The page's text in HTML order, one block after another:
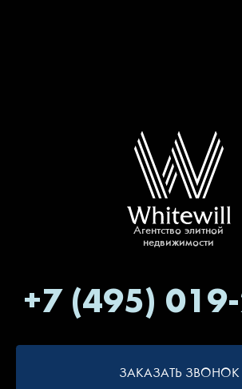
Агентство элитной
недвижимости
+7 (495)
ЗАКАЗАТЬ ЗВОНОК